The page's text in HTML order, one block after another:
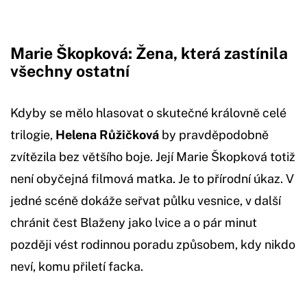
Marie Škopková: Žena, která zastínila
všechny ostatní
Kdyby se mělo hlasovat o skutečné královně celé
trilogie, Helena Růžičková by pravděpodobně
zvítězila bez většího boje. Její Marie Škopková totiž
není obyčejná filmová matka. Je to přírodní úkaz. V
jedné scéně dokáže seřvat půlku vesnice, v další
chránit čest Blaženy jako lvice a o pár minut
později vést rodinnou poradu způsobem, kdy nikdo
neví, komu přiletí facka.